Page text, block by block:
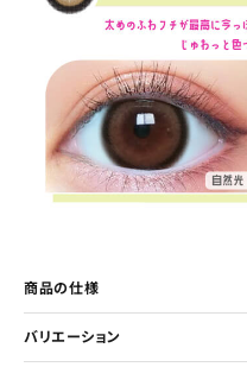
商品の仕様
バリエーション